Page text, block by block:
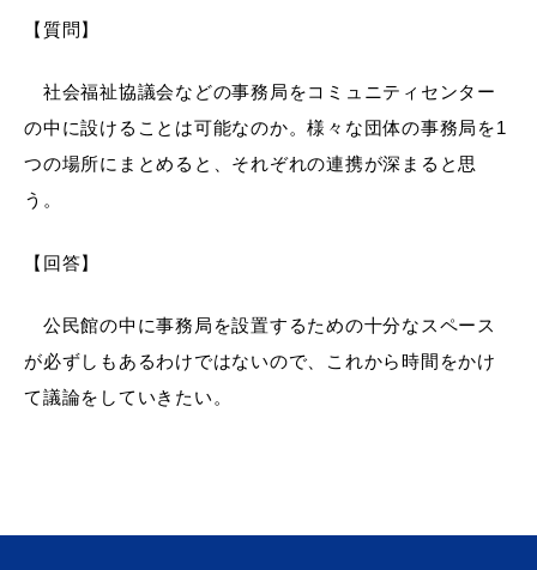
【質問】
社会福祉協議会などの事務局をコミュニティセンター
の中に設けることは可能なのか。様々な団体の事務局を1
つの場所にまとめると、それぞれの連携が深まると思
う。
【回答】
公民館の中に事務局を設置するための十分なスペース
が必ずしもあるわけではないので、これから時間をかけ
て議論をしていきたい。